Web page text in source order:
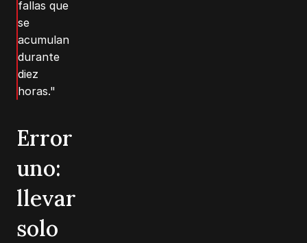
fallas que
se
acumulan
durante
diez
horas."
Error
uno:
llevar
solo